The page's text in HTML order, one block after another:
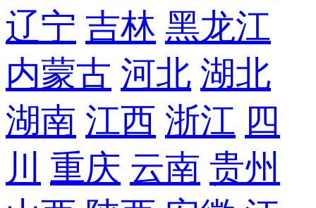
辽宁 吉林 黑龙江
内蒙古 河北 湖北
湖南 江西 浙江 四
川
重庆 云南 贵州